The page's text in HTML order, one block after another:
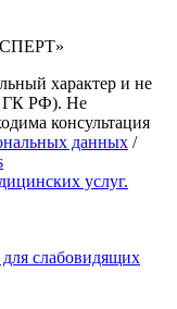
характер и не
ГК РФ). Не
консультация
данных /
услуг.
слабовидящих